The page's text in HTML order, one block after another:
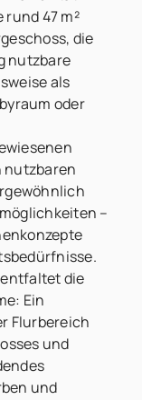
47 m²
die
nutzbare
als
oder
nutzbaren
–
die
Ein
Flurbereich
und
und